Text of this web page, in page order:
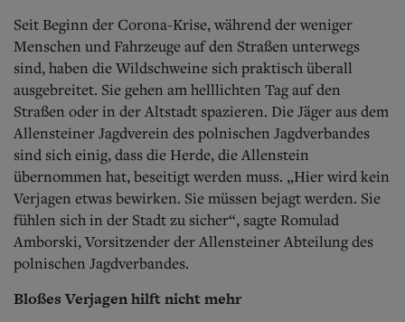
Seit Beginn der Corona-Krise, während der weniger
Menschen und Fahrzeuge auf den Straßen unterwegs
sind, haben die Wildschweine sich praktisch überall
ausgebreitet. Sie gehen am helllichten Tag auf den
Straßen oder in der Altstadt spazieren. Die Jäger aus dem
Allensteiner Jagdverein des polnischen Jagdverbandes
sind sich einig, dass die Herde, die Allenstein
übernommen hat, beseitigt werden muss. „Hier wird kein
Verjagen etwas bewirken. Sie müssen bejagt werden. Sie
fühlen sich in der Stadt zu sicher“, sagte Romulad
Amborski, Vorsitzender der Allensteiner Abteilung des
polnischen Jagdverbandes.
Bloßes Verjagen hilft nicht mehr